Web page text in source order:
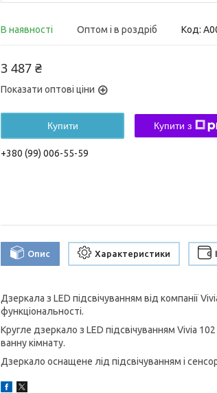
В наявності Оптом і в роздріб Код:
3 487 ₴
Показати оптові ціни
Купити Купити з
+380 (99) 006-55-59
Опис Характеристики
Дзеркала з LED підсвічуванням від компанії
функціональності.
Кругле дзеркало з LED підсвічуванням Vivia
ванну кімнату.
Дзеркало оснащене лід підсвічуванням і